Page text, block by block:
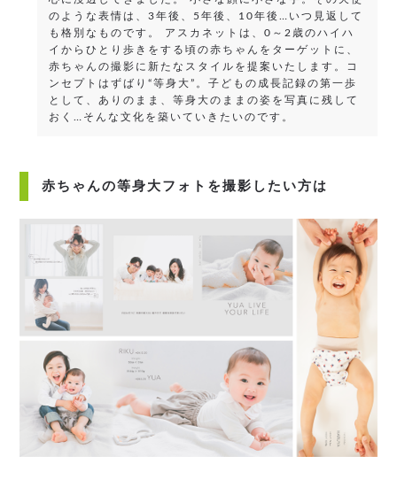
のような表情は、3年後、5年後、10年後…いつ見返して
も格別なものです。
アスカネットは、0～2歳のハイハ
イからひとり歩きをする頃の赤ちゃんをターゲットに、
赤ちゃんの撮影に新たなスタイルを提案いたします。コ
ンセプトはずばり“等身大”。子どもの成長記録の第一歩
として、ありのまま、等身大のままの姿を写真に残して
おく…そんな文化を築いていきたいのです。
赤ちゃんの等身大フォトを撮影したい方は